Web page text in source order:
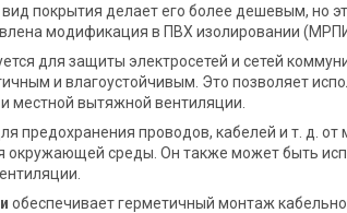
покрытия делает его более дешевым, но
модификация в ПВХ изолировании
для защиты электросетей и сетей
и влагоустойчивым. Это позволяет
местной вытяжной вентиляции.
предохранения проводов, кабелей и т. д.
окружающей среды. Он также может быть
обеспечивает герметичный монтаж